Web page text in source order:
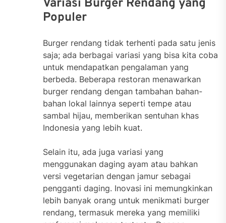
Variasi Burger Rendang yang
Populer
Burger rendang tidak terhenti pada satu jenis
saja; ada berbagai variasi yang bisa kita coba
untuk mendapatkan pengalaman yang
berbeda. Beberapa restoran menawarkan
burger rendang dengan tambahan bahan-
bahan lokal lainnya seperti tempe atau
sambal hijau, memberikan sentuhan khas
Indonesia yang lebih kuat.
Selain itu, ada juga variasi yang
menggunakan daging ayam atau bahkan
versi vegetarian dengan jamur sebagai
pengganti daging. Inovasi ini memungkinkan
lebih banyak orang untuk menikmati burger
rendang, termasuk mereka yang memiliki